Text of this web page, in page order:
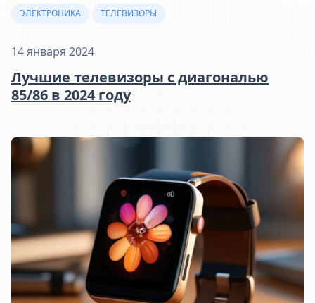
ЭЛЕКТРОНИКА ТЕЛЕВИЗОРЫ
14 января 2024
Лучшие телевизоры с диагональю
85/86 в 2024 году